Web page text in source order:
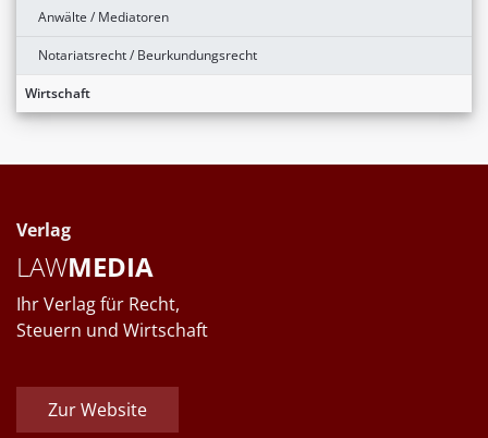
Anwälte / Mediatoren
Notariatsrecht / Beurkundungsrecht
Wirtschaft
Verlag
LAWMEDIA
Ihr Verlag für Recht,
Steuern und Wirtschaft
Zur Website